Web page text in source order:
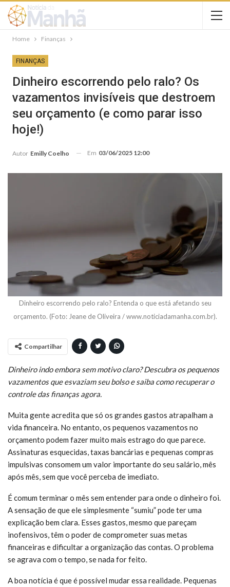
Home Finanças
FINANÇAS
Dinheiro escorrendo pelo ralo? Os
vazamentos invisíveis que destroem
seu orçamento (e como parar isso
hoje!)
Autor Emilly Coelho Em 03/06/2025 12:00
Dinheiro escorrendo pelo ralo? Entenda o que está afetando seu
orçamento. (Foto: Jeane de Oliveira / www.noticiadamanha.com.br).
Compartilhar
Dinheiro indo embora sem motivo claro? Descubra os pequenos
vazamentos que esvaziam seu bolso e saiba como recuperar o
controle das finanças agora.
Muita gente acredita que só os grandes gastos atrapalham a
vida financeira. No entanto, os pequenos vazamentos no
orçamento podem fazer muito mais estrago do que parece.
Assinaturas esquecidas, taxas bancárias e pequenas compras
impulsivas consomem um valor importante do seu salário, mês
após mês, sem que você perceba de imediato.
É comum terminar o mês sem entender para onde o dinheiro foi.
A sensação de que ele simplesmente “sumiu” pode ter uma
explicação bem clara. Esses gastos, mesmo que pareçam
inofensivos, têm o poder de comprometer suas metas
financeiras e dificultar a organização das contas. O problema
se agrava com o tempo, se nada for feito.
A boa notícia é que é possível mudar essa realidade. Pequenas